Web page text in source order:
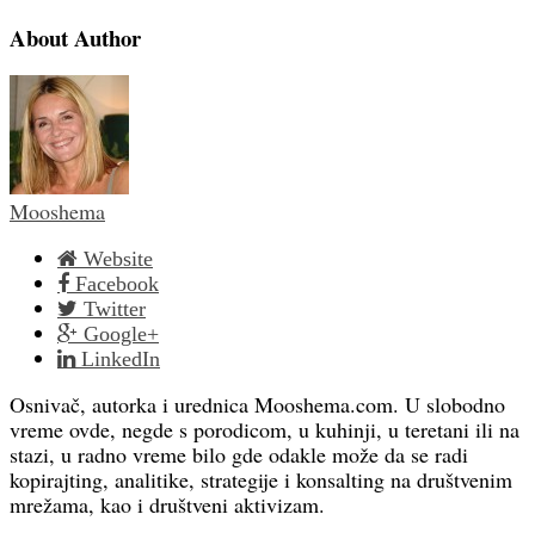
About Author
Mooshema
Website
Facebook
Twitter
Google+
LinkedIn
Osnivač, autorka i urednica Mooshema.com. U slobodno
vreme ovde, negde s porodicom, u kuhinji, u teretani ili na
stazi, u radno vreme bilo gde odakle može da se radi
kopirajting, analitike, strategije i konsalting na društvenim
mrežama, kao i društveni aktivizam.